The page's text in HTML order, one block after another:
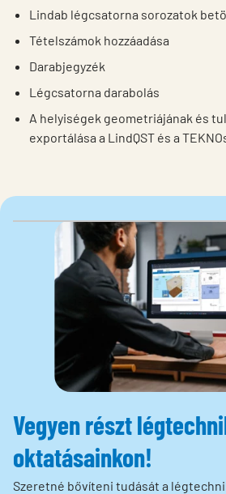
Lindab légcsatorna sorozatok
Tételszámok hozzáadása
Darabjegyzék
Légcsatorna darabolás
A helyiségek geometriájának és
exportálása a LindQST és a
Vegyen részt
oktatásainkon!
Szeretné bővíteni tudását a